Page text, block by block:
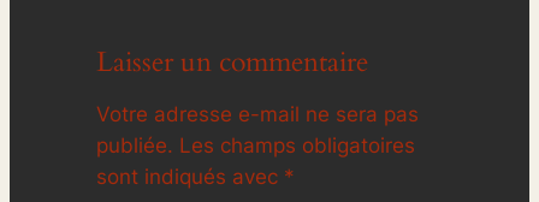
Laisser un commentaire
Votre adresse e-mail ne sera pas
publiée. Les champs obligatoires
sont indiqués avec *